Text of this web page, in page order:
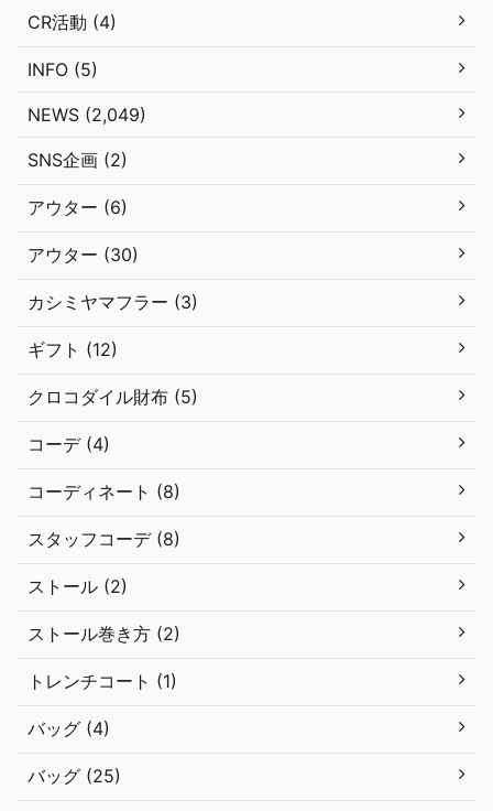
CR活動 (4)
INFO (5)
NEWS (2,049)
SNS企画 (2)
アウター (6)
アウター (30)
カシミヤマフラー (3)
ギフト (12)
クロコダイル財布 (5)
コーデ (4)
コーディネート (8)
スタッフコーデ (8)
ストール (2)
ストール巻き方 (2)
トレンチコート (1)
バッグ (4)
バッグ (25)